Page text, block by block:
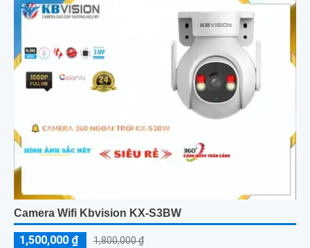
Camera Wifi Kbvision KX-S3BW
1,500,000 ₫ 1,800,000 ₫